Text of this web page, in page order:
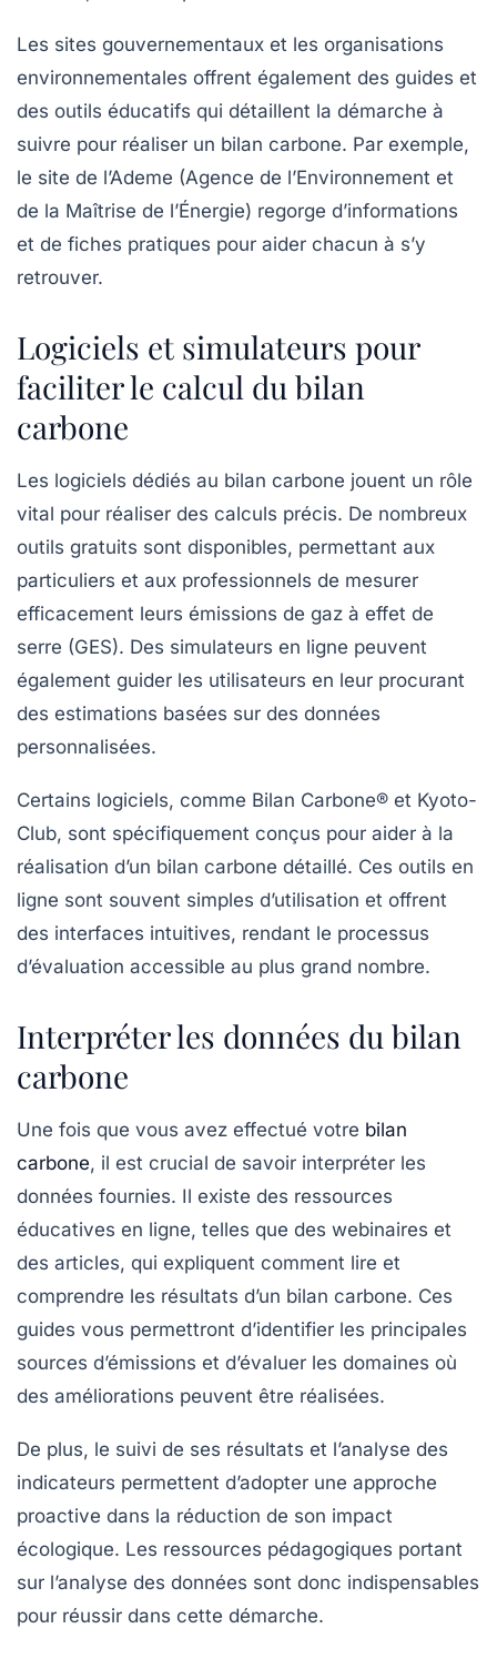
Les sites gouvernementaux et les organisations
environnementales offrent également des guides et
des outils éducatifs qui détaillent la démarche à
suivre pour réaliser un bilan carbone. Par exemple,
le site de l’Ademe (Agence de l’Environnement et
de la Maîtrise de l’Énergie) regorge d’informations
et de fiches pratiques pour aider chacun à s’y
retrouver.
Logiciels et simulateurs pour
faciliter le calcul du bilan
carbone
Les logiciels dédiés au bilan carbone jouent un rôle
vital pour réaliser des calculs précis. De nombreux
outils gratuits sont disponibles, permettant aux
particuliers et aux professionnels de mesurer
efficacement leurs émissions de gaz à effet de
serre (GES). Des simulateurs en ligne peuvent
également guider les utilisateurs en leur procurant
des estimations basées sur des données
personnalisées.
Certains logiciels, comme Bilan Carbone® et Kyoto-
Club, sont spécifiquement conçus pour aider à la
réalisation d’un bilan carbone détaillé. Ces outils en
ligne sont souvent simples d’utilisation et offrent
des interfaces intuitives, rendant le processus
d’évaluation accessible au plus grand nombre.
Interpréter les données du bilan
carbone
Une fois que vous avez effectué votre bilan
carbone, il est crucial de savoir interpréter les
données fournies. Il existe des ressources
éducatives en ligne, telles que des webinaires et
des articles, qui expliquent comment lire et
comprendre les résultats d’un bilan carbone. Ces
guides vous permettront d’identifier les principales
sources d’émissions et d’évaluer les domaines où
des améliorations peuvent être réalisées.
De plus, le suivi de ses résultats et l’analyse des
indicateurs permettent d’adopter une approche
proactive dans la réduction de son impact
écologique. Les ressources pédagogiques portant
sur l’analyse des données sont donc indispensables
pour réussir dans cette démarche.